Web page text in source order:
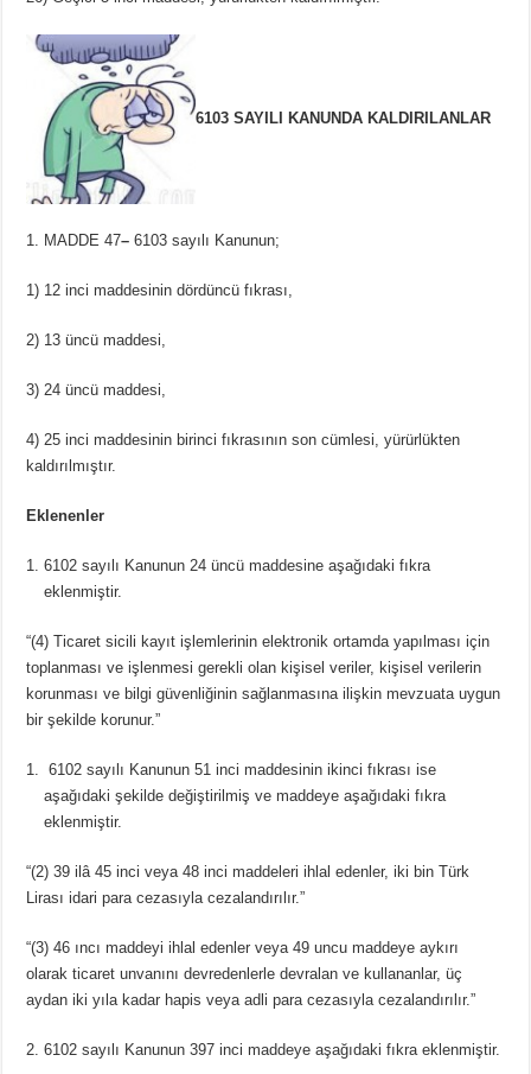
6103 SAYILI KANUNDA KALDIRILANLAR
MADDE 47– 6103 sayılı Kanunun;
1) 12 inci maddesinin dördüncü fıkrası,
2) 13 üncü maddesi,
3) 24 üncü maddesi,
4) 25 inci maddesinin birinci fıkrasının son cümlesi, yürürlükten
kaldırılmıştır.
Eklenenler
6102 sayılı Kanunun 24 üncü maddesine aşağıdaki fıkra
eklenmiştir.
“(4) Ticaret sicili kayıt işlemlerinin elektronik ortamda yapılması için
toplanması ve işlenmesi gerekli olan kişisel veriler, kişisel verilerin
korunması ve bilgi güvenliğinin sağlanmasına ilişkin mevzuata uygun
bir şekilde korunur.”
6102 sayılı Kanunun 51 inci maddesinin ikinci fıkrası ise
aşağıdaki şekilde değiştirilmiş ve maddeye aşağıdaki fıkra
eklenmiştir.
“(2) 39 ilâ 45 inci veya 48 inci maddeleri ihlal edenler, iki bin Türk
Lirası idari para cezasıyla cezalandırılır.”
“(3) 46 ıncı maddeyi ihlal edenler veya 49 uncu maddeye aykırı
olarak ticaret unvanını devredenlerle devralan ve kullananlar, üç
aydan iki yıla kadar hapis veya adli para cezasıyla cezalandırılır.”
2. 6102 sayılı Kanunun 397 inci maddeye aşağıdaki fıkra eklenmiştir.